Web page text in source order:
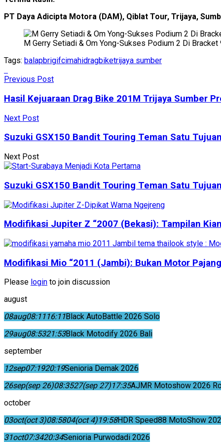
PT Daya Adicipta Motora (DAM), Qiblat Tour, Trijaya,
M Gerry Setiadi & Om Yong-Sukses Podium 2 Di
Tags: balapbrigifcimahidragbiketrijaya sumber
Previous Post
Hasil Kejuaraan Drag Bike 201M Trijaya Sumber
Next Post
Suzuki GSX150 Bandit Touring Teman Satu
Next Post
Suzuki GSX150 Bandit Touring Teman Satu
Modifikasi Jupiter Z “2007 (Bekasi): Tampilan
Modifikasi Mio “2011 (Jambi): Bukan Motor
Please login to join discussion
august
08aug08:1116:11Black AutoBattle 2026 Solo
29aug08:5321:53Black Motodify 2026 Bali
september
12sep07:1920:19Senioria Demak 2026
26sep(sep 26)08:3527(sep 27)17:35AJMR Motoshow 2026
october
03oct(oct 3)08:5804(oct 4)19:58HDR Speed88 MotoShow
31oct07:3420:34Senioria Purwodadi 2026